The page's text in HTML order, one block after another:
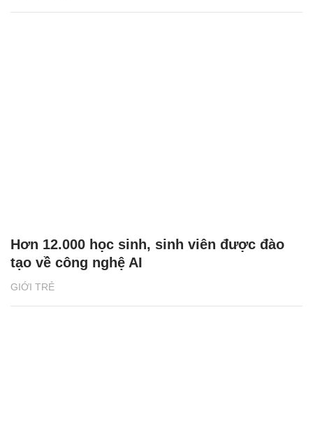
GIỚI TRẺ
Hơn 12.000 học sinh, sinh viên được đào
tạo về công nghệ AI